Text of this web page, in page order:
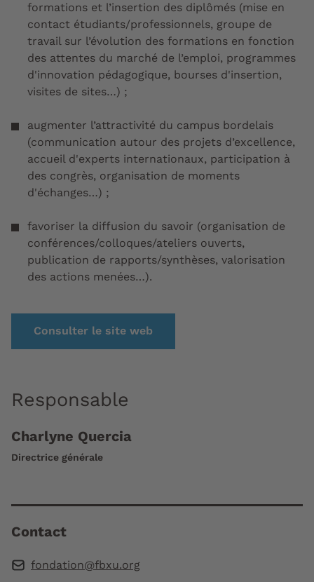
formations et l’insertion des diplômés (mise en
contact étudiants/professionnels, groupe de
travail sur l’évolution des formations en fonction
des attentes du marché de l’emploi, programmes
d'innovation pédagogique, bourses d'insertion,
visites de sites…) ;
augmenter l’attractivité du campus bordelais
(communication autour des projets d’excellence,
accueil d'experts internationaux, participation à
des congrès, organisation de moments
d'échanges…) ;
favoriser la diffusion du savoir (organisation de
conférences/colloques/ateliers ouverts,
publication de rapports/synthèses, valorisation
des actions menées…).
Consulter le site web
Responsable
Charlyne Quercia
Directrice générale
Contact
fondation@fbxu.org